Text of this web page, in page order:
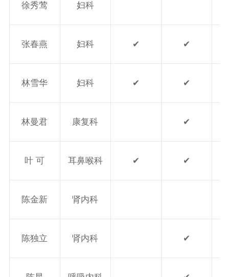
徐秀莺 妇科
张春燕 妇科 ✔ ✔
林雪华 妇科 ✔ ✔
林曼君 康复科 ✔
叶 可 耳鼻喉科 ✔ ✔
陈金新 肾内科
陈独立 肾内科 ✔